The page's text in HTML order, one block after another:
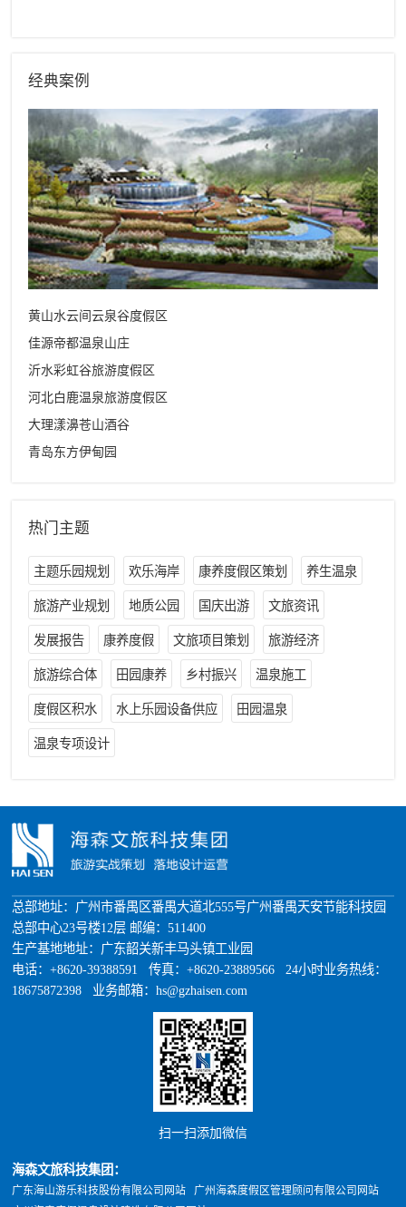
经典案例
黄山水云间云泉谷度假区
佳源帝都温泉山庄
沂水彩虹谷旅游度假区
河北白鹿温泉旅游度假区
大理漾濞苍山酒谷
青岛东方伊甸园
热门主题
主题乐园规划 欢乐海岸 康养度假区策划 养生温泉
旅游产业规划 地质公园 国庆出游 文旅资讯
发展报告 康养度假 文旅项目策划 旅游经济
旅游综合体 田园康养 乡村振兴 温泉施工
度假区积水 水上乐园设备供应 田园温泉
温泉专项设计
总部地址：广州市番禺区番禺大道北555号广州番禺天安节能科技园
总部中心23号楼12层 邮编：511400
生产基地地址：广东韶关新丰马头镇工业园
电话：+8620-39388591 传真：+8620-23889566 24小时业务热线：
18675872398 业务邮箱：hs@gzhaisen.com
扫一扫添加微信
海森文旅科技集团：
广东海山游乐科技股份有限公司网站
广州海森度假区管理顾问有限公司网站